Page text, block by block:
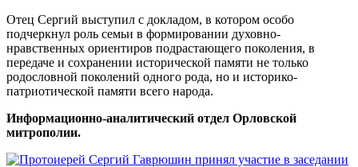
Отец Сергий выступил с докладом, в котором особо
подчеркнул роль семьи в формировании духовно-
нравственных ориентиров подрастающего поколения, в
передаче и сохранении исторической памяти не только
родословной поколений одного рода, но и историко-
патриотической памяти всего народа.
Информационно-аналитический отдел Орловской
митрополии.